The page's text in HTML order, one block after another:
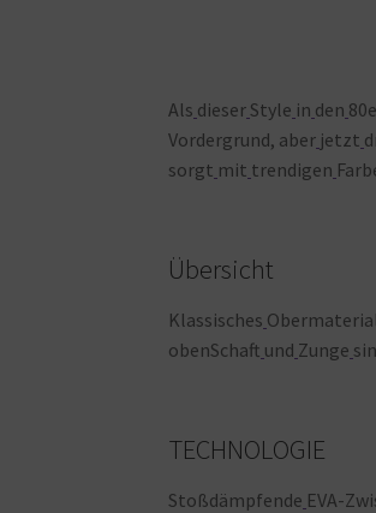
Als dieser Style in den
Vordergrund, aber jetzt
sorgt mit trendigen
Übersicht
Klassisches
obenSchaft und Zunge
TECHNOLOGIE
Stoßdämpfende EVA-